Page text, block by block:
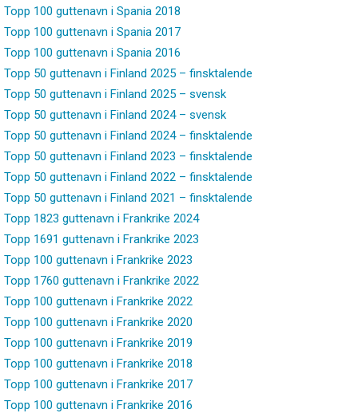
Topp 100 guttenavn i Spania 2018
Topp 100 guttenavn i Spania 2017
Topp 100 guttenavn i Spania 2016
Topp 50 guttenavn i Finland 2025 – finsktalende
Topp 50 guttenavn i Finland 2025 – svensk
Topp 50 guttenavn i Finland 2024 – svensk
Topp 50 guttenavn i Finland 2024 – finsktalende
Topp 50 guttenavn i Finland 2023 – finsktalende
Topp 50 guttenavn i Finland 2022 – finsktalende
Topp 50 guttenavn i Finland 2021 – finsktalende
Topp 1823 guttenavn i Frankrike 2024
Topp 1691 guttenavn i Frankrike 2023
Topp 100 guttenavn i Frankrike 2023
Topp 1760 guttenavn i Frankrike 2022
Topp 100 guttenavn i Frankrike 2022
Topp 100 guttenavn i Frankrike 2020
Topp 100 guttenavn i Frankrike 2019
Topp 100 guttenavn i Frankrike 2018
Topp 100 guttenavn i Frankrike 2017
Topp 100 guttenavn i Frankrike 2016